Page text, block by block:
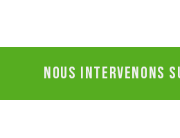
Nous intervenons